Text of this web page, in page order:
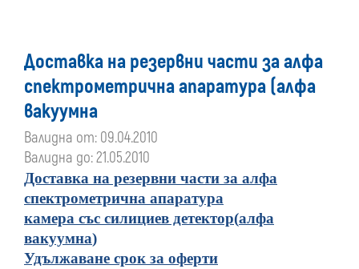
Доставка на резервни части за алфа
спектрометрична апаратура (алфа
вакуумна
Валидна от: 09.04.2010
Валидна до: 21.05.2010
Доставка на резервни части за алфа
спектрометрична апаратура
камера със силициев детектор(алфа
вакуумна)
Удължаване срок за оферти